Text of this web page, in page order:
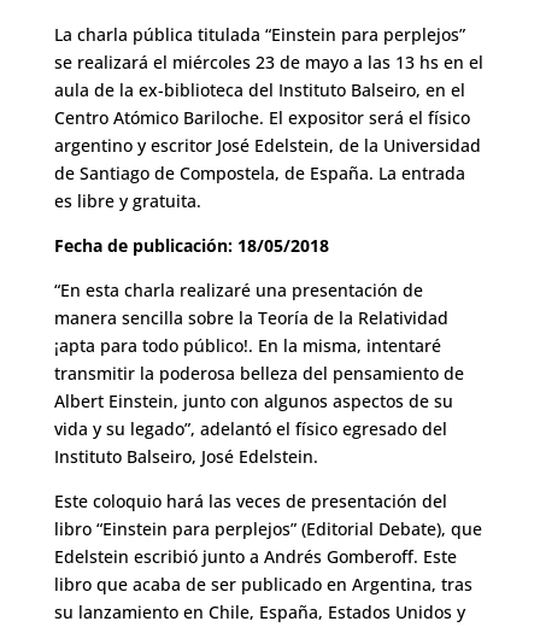
La charla pública titulada “Einstein para perplejos”
se realizará el miércoles 23 de mayo a las 13 hs en el
aula de la ex-biblioteca del Instituto Balseiro, en el
Centro Atómico Bariloche. El expositor será el físico
argentino y escritor José Edelstein, de la Universidad
de Santiago de Compostela, de España. La entrada
es libre y gratuita.
Fecha de publicación: 18/05/2018
“En esta charla realizaré una presentación de
manera sencilla sobre la Teoría de la Relatividad
¡apta para todo público!. En la misma, intentaré
transmitir la poderosa belleza del pensamiento de
Albert Einstein, junto con algunos aspectos de su
vida y su legado”, adelantó el físico egresado del
Instituto Balseiro, José Edelstein.
Este coloquio hará las veces de presentación del
libro “Einstein para perplejos” (Editorial Debate), que
Edelstein escribió junto a Andrés Gomberoff. Este
libro que acaba de ser publicado en Argentina, tras
su lanzamiento en Chile, España, Estados Unidos y